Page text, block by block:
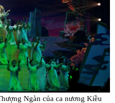
Ngàn của ca nương Kiều